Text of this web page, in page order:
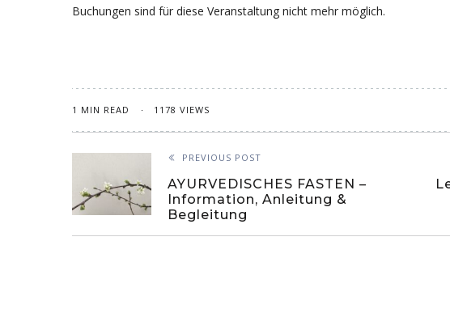
Buchungen sind für diese Veranstaltung nicht mehr möglich.
1 MIN READ 1178 VIEWS
PREVIOUS POST
AYURVEDISCHES FASTEN –
Information, Anleitung &
Begleitung